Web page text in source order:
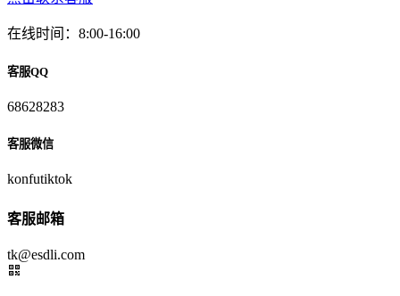
在线时间：8:00-16:00
客服QQ
68628283
客服微信
konfutiktok
客服邮箱
tk@esdli.com